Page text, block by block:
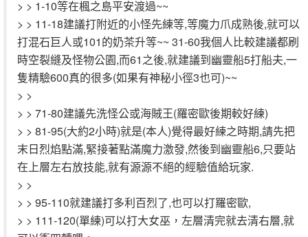
> > 1-10等在楓之島平安渡過~~
> > 11-18建議打附近的小怪先練等,等魔力爪成熟後,就可以
打混石巨人或101的奶茶升等~~ 31-60我個人比較建議都刷
時空裂縫及怪物公園,而61之後,就建議到幽靈船5打船夫,一
隻精驗600真的很多(如果有神秘小徑3也可)~~
> >
> > 71-80建議先洗怪公或海賊王(羅密歐後期較好練)
> > 81-95(大約2小時)就是(本人)覺得最好練之時期,請先把
末日烈焰點滿,緊接著點滿魔力激發,然後到幽靈船6,只要站
在上層左右放技能,就有源源不絕的經驗值給玩家.
> >
> > 95-110就建議打多利百烈了,也可以打羅密歐,
> > 111-120(單練)可以打大女巫，左層清完就去清右層,就